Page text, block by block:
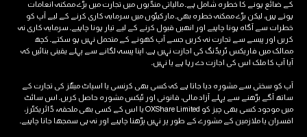
کے ضائع ہونے کا خطرہ شامل ہے۔ مالیاتی منڈیوں میں تجارت میں بڑے ممکنہ انعامات
ہوتے ہیں، لیکن بڑے ممکنہ خطرہ بھی۔ مارکیٹوں میں سرمایہ کاری کرنے کے لیے آپ کو
خطرات سے آگاہ ہونا چاہیے اور انھیں قبول کرنے کے لیے تیار ہونا چاہیے۔ سرمایہ کاری نہ
کریں اور پیسے سے تجارت نہ کریں جسے آپ کھونے کے متحمل نہیں ہو سکتے۔ کچھ
ممالک میں فاریکس ٹریڈنگ کی اجازت نہیں ہے، اپنا پیسہ لگانے سے پہلے یقینی بنائیں کہ
آیا آپ کا ملک اس کی اجازت دے رہا ہے یا نہیں۔
آپ کو سختی سے مشورہ دیا جاتا ہے کہ کسی بھی کرنسی یا اسپاٹ میٹلز کی تجارت کے
ساتھ آگے بڑھنے سے پہلے آزاد مالی، قانونی اور ٹیکس مشورہ حاصل کریں۔ اس سائٹ
میں موجود کسی بھی چیز کو OXShare Limited یا اس کے کسی بھی ملحقہ، ڈائریکٹرز،
افسران یا ملازمین کے مشورے کے طور پر نہیں پڑھنا چاہیے اور نہ ہی سمجھا جانا چاہیے۔